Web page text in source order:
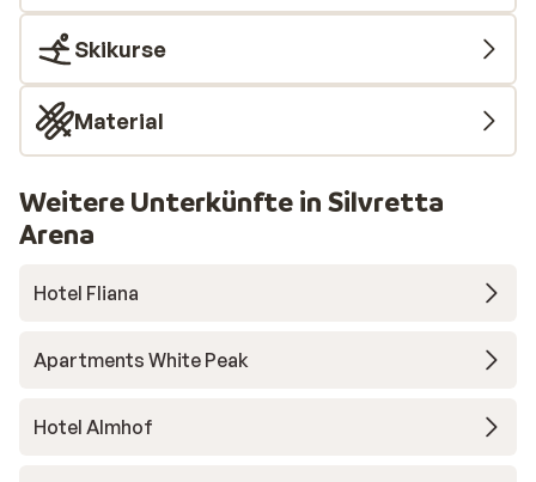
Skikurse
Material
Weitere Unterkünfte in Silvretta
Arena
Hotel Fliana
Apartments White Peak
Hotel Almhof